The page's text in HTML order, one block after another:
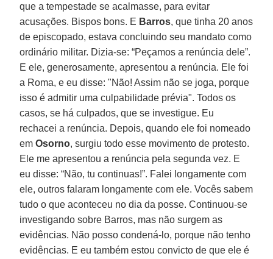
que a tempestade se acalmasse, para evitar
acusações. Bispos bons. E Barros, que tinha 20 anos
de episcopado, estava concluindo seu mandato como
ordinário militar. Dizia-se: “Peçamos a renúncia dele”.
E ele, generosamente, apresentou a renúncia. Ele foi
a Roma, e eu disse: "Não! Assim não se joga, porque
isso é admitir uma culpabilidade prévia". Todos os
casos, se há culpados, que se investigue. Eu
rechacei a renúncia. Depois, quando ele foi nomeado
emOsorno, surgiu todo esse movimento de protesto.
Ele me apresentou a renúncia pela segunda vez. E
eu disse: “Não, tu continuas!”. Falei longamente com
ele, outros falaram longamente com ele. Vocês sabem
tudo o que aconteceu no dia da posse. Continuou-se
investigando sobre Barros, mas não surgem as
evidências. Não posso condená-lo, porque não tenho
evidências. E eu também estou convicto de que ele é